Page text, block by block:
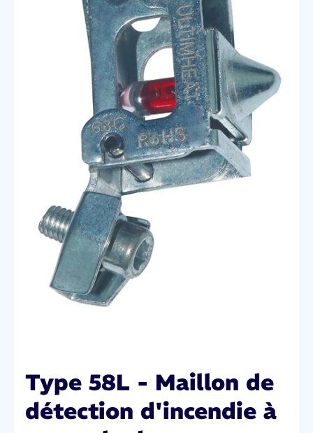
Type 58L - Maillon de
détection d'incendie à